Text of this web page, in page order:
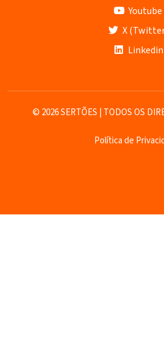
Youtube
X
Linkedin
© 2026 SERTÕES | TODOS OS
Política de